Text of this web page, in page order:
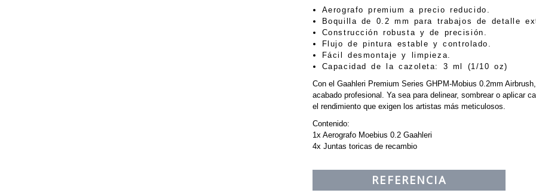
Aerografo premium a precio reducido.
Boquilla de 0.2 mm para trabajos de detalle
Construcción robusta y de precisión.
Flujo de pintura estable y controlado.
Fácil desmontaje y limpieza.
Capacidad de la cazoleta: 3 ml (1/10 oz)
Con el Gaahleri Premium Series GHPM-Mobius 0.2mm
acabado profesional. Ya sea para delinear, sombrear o aplicar
el rendimiento que exigen los artistas más meticulosos.
Contenido:
1x Aerografo Moebius 0.2 Gaahleri
4x Juntas toricas de recambio
REFERENCIA